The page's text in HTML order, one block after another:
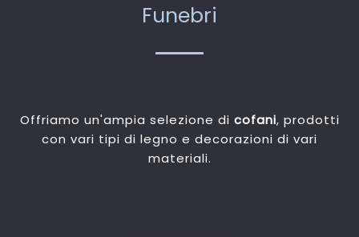
Funebri
Offriamo un'ampia selezione di cofani, prodotti
con vari tipi di legno e decorazioni di vari
materiali.